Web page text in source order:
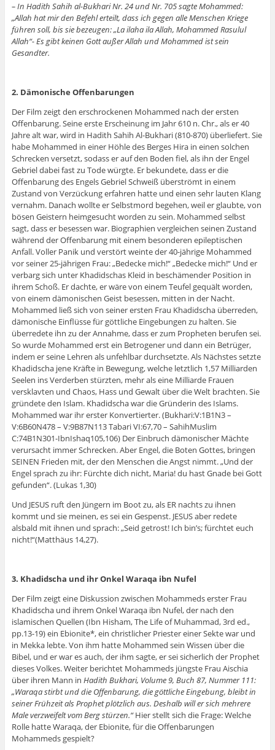
– In Hadith Sahih al-Bukhari Nr. 24 und Nr. 705 sagte Mohammed:
„Allah hat mir den Befehl erteilt, dass ich gegen alle Menschen Kriege
führen soll, bis sie bezeugen: „La ilaha ila Allah, Mohammed Rasulul
Allah“- Es gibt keinen Gott außer Allah und Mohammed ist sein
Gesandter.
2. Dämonische Offenbarungen
Der Film zeigt den erschrockenen Mohammed nach der ersten
Offenbarung. Seine erste Erscheinung im Jahr 610 n. Chr., als er 40
Jahre alt war, wird in Hadith Sahih Al-Bukhari (810-870) überliefert. Sie
habe Mohammed in einer Höhle des Berges Hira in einen solchen
Schrecken versetzt, sodass er auf den Boden fiel, als ihn der Engel
Gebriel dabei fast zu Tode würgte. Er bekundete, dass er die
Offenbarung des Engels Gebriel Schweiß überströmt in einem
Zustand von Verzückung erfahren hatte und einen sehr lauten Klang
vernahm. Danach wollte er Selbstmord begehen, weil er glaubte, von
bösen Geistern heimgesucht worden zu sein. Mohammed selbst
sagt, dass er besessen war. Biographien vergleichen seinen Zustand
während der Offenbarung mit einem besonderen epileptischen
Anfall. Voller Panik und verstört weinte der 40-jährige Mohammed
vor seiner 25-jährigen Frau: „Bedecke mich!“ „Bedecke mich!“ Und er
verbarg sich unter Khadidschas Kleid in beschämender Position in
ihrem Schoß. Er dachte, er wäre von einem Teufel gequält worden,
von einem dämonischen Geist besessen, mitten in der Nacht.
Mohammed ließ sich von seiner ersten Frau Khadidscha überreden,
dämonische Einflüsse für göttliche Eingebungen zu halten. Sie
überredete ihn zu der Annahme, dass er zum Propheten berufen sei.
So wurde Mohammed erst ein Betrogener und dann ein Betrüger,
indem er seine Lehren als unfehlbar durchsetzte. Als Nächstes setzte
Khadidscha jene Kräfte in Bewegung, welche letztlich 1,57 Milliarden
Seelen ins Verderben stürzten, mehr als eine Milliarde Frauen
versklavten und Chaos, Hass und Gewalt über die Welt brachten. Sie
gründete den Islam. Khadidscha war die Gründerin des Islams.
Mohammed war ihr erster Konvertierter. (Bukhari:V:1B1N3 –
V:6B60N478 – V:9B87N113 Tabari VI:67,70 – SahihMuslim
C:74B1N301-IbnIshaq105,106) Der Einbruch dämonischer Mächte
verursacht immer Schrecken. Aber Engel, die Boten Gottes, bringen
SEINEN Frieden mit, der den Menschen die Angst nimmt. „Und der
Engel sprach zu ihr: Fürchte dich nicht, Maria! du hast Gnade bei Gott
gefunden“. (Lukas 1,30)
Und JESUS ruft den Jüngern im Boot zu, als ER nachts zu ihnen
kommt und sie meinen, es sei ein Gespenst. JESUS aber redete
alsbald mit ihnen und sprach: „Seid getrost! Ich bin’s; fürchtet euch
nicht!“(Matthäus 14,27).
3. Khadidscha und ihr Onkel Waraqa ibn Nufel
Der Film zeigt eine Diskussion zwischen Mohammeds erster Frau
Khadidscha und ihrem Onkel Waraqa ibn Nufel, der nach den
islamischen Quellen (Ibn Hisham, The Life of Muhammad, 3rd ed.,
pp.13-19) ein Ebionite*, ein christlicher Priester einer Sekte war und
in Mekka lebte. Von ihm hatte Mohammed sein Wissen über die
Bibel, und er war es auch, der ihm sagte, er sei sicherlich der Prophet
dieses Volkes. Weiter berichtet Mohammeds jüngste Frau Aischia
über ihren Mann in Hadith Bukhari, Volume 9, Buch 87, Nummer 111:
„Waraqa stirbt und die Offenbarung, die göttliche Eingebung, bleibt in
seiner Frühzeit als Prophet plötzlich aus. Deshalb will er sich mehrere
Male verzweifelt vom Berg stürzen.“Hier stellt sich die Frage: Welche
Rolle hatte Waraqa, der Ebionite, für die Offenbarungen
Mohammeds gespielt?